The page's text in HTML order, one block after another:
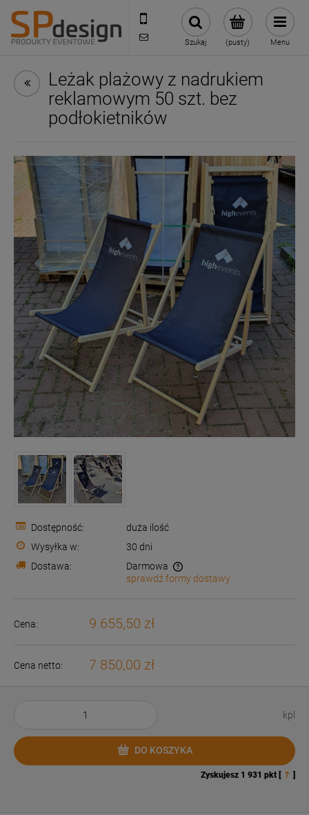
221002030
sklep@reklamydrukarnia.pl
(pusty)
Szukaj Menu
Leżak plażowy z nadrukiem
reklamowym 50 szt. bez
podłokietników
Dostępność:
duża ilość
Wysyłka w:
30 dni
Dostawa:
Darmowa
Cena nie zawiera ewentualnych kosztów płatności
sprawdź formy dostawy
Cena: 9 655,50 zł
Cena netto: 7 850,00 zł
kpl
DO KOSZYKA
Zyskujesz 1 931 pkt [ ? ]